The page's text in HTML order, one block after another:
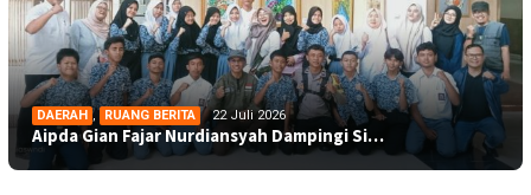
DAERAH , RUANG BERITA 22 Juli 2026
Aipda Gian Fajar Nurdiansyah Dampingi Si…